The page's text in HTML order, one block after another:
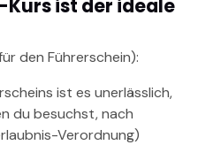
ist der ideale
den Führerschein):
ist es unerlässlich,
du besuchst, nach
Verordnung)